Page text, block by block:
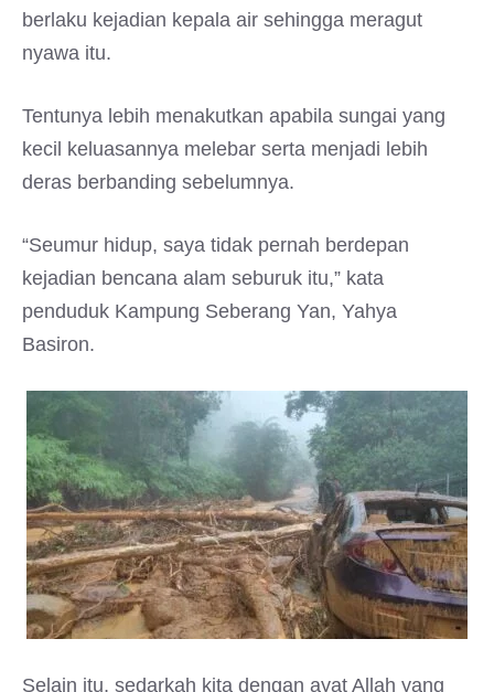
berlaku kejadian kepala air sehingga meragut
nyawa itu.
Tentunya lebih menakutkan apabila sungai yang
kecil keluasannya melebar serta menjadi lebih
deras berbanding sebelumnya.
“Seumur hidup, saya tidak pernah berdepan
kejadian bencana alam seburuk itu,” kata
penduduk Kampung Seberang Yan, Yahya
Basiron.
Selain itu, sedarkah kita dengan ayat Allah yang